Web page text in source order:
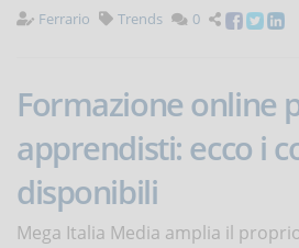
Ferrario Trends 0
Formazione online
apprendisti: ecco i
disponibili
Mega Italia Media amplia il